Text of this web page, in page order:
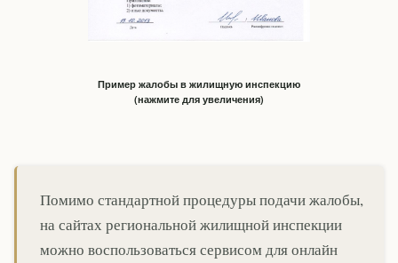
Пример жалобы в жилищную инспекцию
(нажмите для увеличения)
Помимо стандартной процедуры подачи жалобы,
на сайтах региональной жилищной инспекции
можно воспользоваться сервисом для онлайн